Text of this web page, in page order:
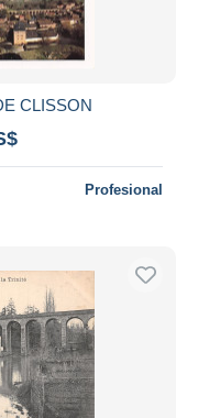
CLISSON
Profesional